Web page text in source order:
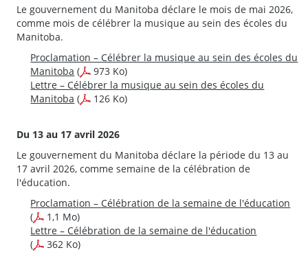
Le gouvernement du Manitoba déclare le mois de mai 2026,
comme mois de célébrer la musique au sein des écoles du
Manitoba.
Proclamation – Célébrer la musique au sein des écoles du
Manitoba (
973 Ko)
Lettre – Célébrer la musique au sein des écoles du
Manitoba ( 126 Ko)
Du 13 au 17 avril 2026
Le gouvernement du Manitoba déclare la période du 13 au
17 avril 2026, comme semaine de la célébration de
l'éducation.
Proclamation – Célébration de la semaine de l'éducation
(
1,1 Mo)
Lettre – Célébration de la semaine de l'éducation
(
362 Ko)